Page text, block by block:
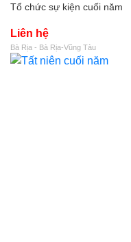
Tổ chức sự kiện cuối năm
Liên hệ
Bà Rịa - Bà Rịa-Vũng Tàu